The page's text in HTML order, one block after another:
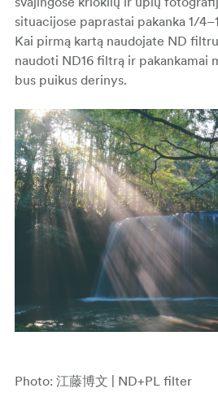
situacijose paprastai pakanka 1/
Kai pirmą kartą naudojate ND
naudoti ND16 filtrą ir pakankamai
bus puikus derinys.
Photo: 江藤博文 | ND+PL filter